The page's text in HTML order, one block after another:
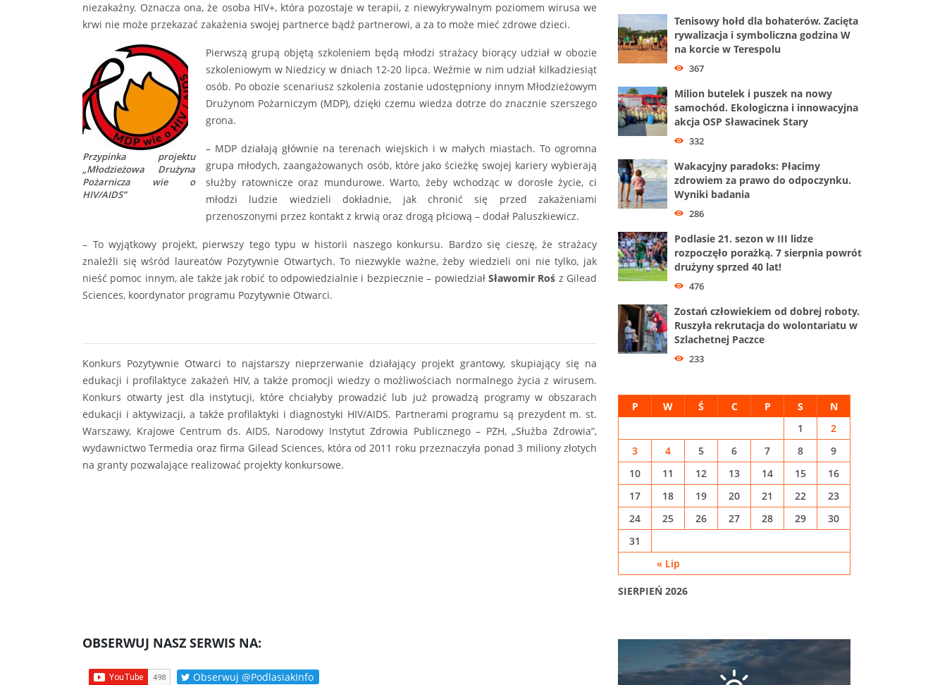
niezakaźny. Oznacza ona, że osoba HIV+, która pozostaje w terapii, z niewykrywalnym poziomem wirusa we
krwi nie może przekazać zakażenia swojej partnerce bądź partnerowi, a za to może mieć zdrowe dzieci.
Przypinka projektu
„Młodzieżowa Drużyna
Pożarnicza wie o
HIV/AIDS”
Pierwszą grupą objętą szkoleniem będą młodzi strażacy biorący udział w obozie
szkoleniowym w Niedzicy w dniach 12-20 lipca. Weźmie w nim udział kilkadziesiąt
osób. Po obozie scenariusz szkolenia zostanie udostępniony innym Młodzieżowym
Drużynom Pożarniczym (MDP), dzięki czemu wiedza dotrze do znacznie szerszego
grona.
– MDP działają głównie na terenach wiejskich i w małych miastach. To ogromna
grupa młodych, zaangażowanych osób, które jako ścieżkę swojej kariery wybierają
służby ratownicze oraz mundurowe. Warto, żeby wchodząc w dorosłe życie, ci
młodzi ludzie wiedzieli dokładnie, jak chronić się przed zakażeniami
przenoszonymi przez kontakt z krwią oraz drogą płciową – dodał Paluszkiewicz.
– To wyjątkowy projekt, pierwszy tego typu w historii naszego konkursu. Bardzo się cieszę, że strażacy
znaleźli się wśród laureatów Pozytywnie Otwartych. To niezwykle ważne, żeby wiedzieli oni nie tylko, jak
nieść pomoc innym, ale także jak robić to odpowiedzialnie i bezpiecznie – powiedział Sławomir Roś z Gilead
Sciences, koordynator programu Pozytywnie Otwarci.
Konkurs Pozytywnie Otwarci to najstarszy nieprzerwanie działający projekt grantowy, skupiający się na
edukacji i profilaktyce zakażeń HIV, a także promocji wiedzy o możliwościach normalnego życia z wirusem.
Konkurs otwarty jest dla instytucji, które chciałyby prowadzić lub już prowadzą programy w obszarach
edukacji i aktywizacji, a także profilaktyki i diagnostyki HIV/AIDS. Partnerami programu są prezydent m. st.
Warszawy, Krajowe Centrum ds. AIDS, Narodowy Instytut Zdrowia Publicznego – PZH, „Służba Zdrowia”,
wydawnictwo Termedia oraz firma Gilead Sciences, która od 2011 roku przeznaczyła ponad 3 miliony złotych
na granty pozwalające realizować projekty konkursowe.
OBSERWUJ NASZ SERWIS NA:
Obserwuj @PodlasiakInfo
Tenisowy hołd dla bohaterów. Zacięta
rywalizacja i symboliczna godzina W
na korcie w Terespolu
367
Milion butelek i puszek na nowy
samochód. Ekologiczna i innowacyjna
akcja OSP Sławacinek Stary
332
Wakacyjny paradoks: Płacimy
zdrowiem za prawo do odpoczynku.
Wyniki badania
286
Podlasie 21. sezon w III lidze
rozpoczęło porażką. 7 sierpnia powrót
drużyny sprzed 40 lat!
476
Zostań człowiekiem od dobrej roboty.
Ruszyła rekrutacja do wolontariatu w
Szlachetnej Paczce
233
SIERPIEŃ 2026
P W Ś C P S N
« Lip
1
2
3
4 5 6 7 8
9
10
11 12 13 14 15
16
17
18 19 20 21 22
23
24
25 26 27 28 29
30
31